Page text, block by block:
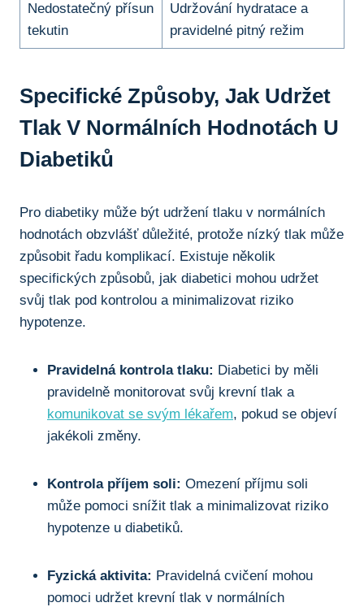
Nedostatečný přísun
tekutin
Udržování hydratace a
pravidelné pitný režim
Specifické Způsoby, Jak Udržet
TlakV Normálních Hodnotách U
Diabetiků
Pro diabetiky může být udržení tlaku v normálních
hodnotách obzvlášť důležité, protože nízký tlak může
způsobit řadu komplikací. Existuje několik
specifických způsobů, jak diabetici mohou udržet
svůj tlak pod kontrolou a minimalizovat riziko
hypotenze.
Pravidelná kontrola tlaku: Diabetici by měli
pravidelně monitorovat svůj krevní tlak a
komunikovat se svým lékařem, pokud se objeví
jakékoli změny.
Kontrola příjem soli: Omezení příjmu soli
může pomoci snížit tlak a minimalizovat riziko
hypotenze u diabetiků.
Fyzická aktivita: Pravidelná cvičení mohou
pomoci udržet krevní tlak v normálních